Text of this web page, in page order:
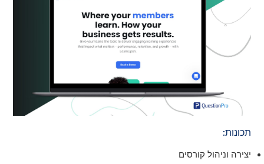
תכונות:
יצירה וניהול קורסים